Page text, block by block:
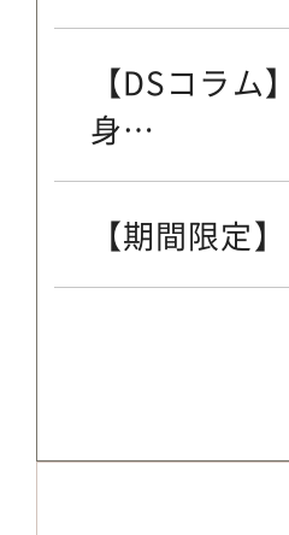
【DSコラ
身…
【期間限定